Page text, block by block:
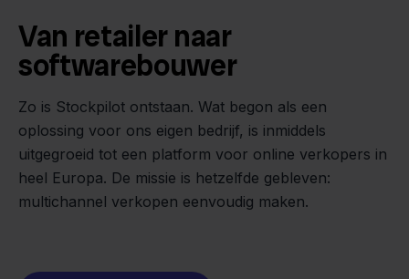
We groeien gecontroleerd, zonder
- Sander, Founder
Van retailer naar
softwarebouwer
Zo is Stockpilot ontstaan. Wat begon als een
oplossing voor ons eigen bedrijf, is inmiddels
uitgegroeid tot een platform voor online verkopers in
heel Europa. De missie is hetzelfde gebleven:
multichannel verkopen eenvoudig maken.